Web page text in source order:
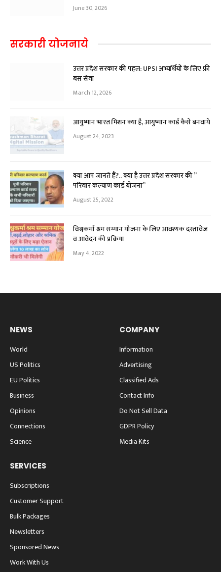
June 30, 2026
सरकारी योजनाये
उत्तर प्रदेश सरकार की पहल: UPSI अभ्यर्थियों के लिए फ्री
बस सेवा
March 12, 2026
आयुष्मान भारत मिशन क्या है, आयुष्मान कार्ड कैसे बनवाये
August 24, 2023
क्या आप जानते हैं?.. क्या है उत्तर प्रदेश सरकार की ”
परिवार कल्याण कार्ड योजना”
August 25, 2022
विश्वकर्मा श्रम सम्मान योजना के लिए आवश्यक दस्तावेज
व आवेदन की प्रक्रिया
May 4, 2022
NEWS
World
US Politics
EU Politics
Business
Opinions
Connections
Science
COMPANY
Information
Advertising
Classified Ads
Contact Info
Do Not Sell Data
GDPR Policy
Media Kits
SERVICES
Subscriptions
Customer Support
Bulk Packages
Newsletters
Sponsored News
Work With Us